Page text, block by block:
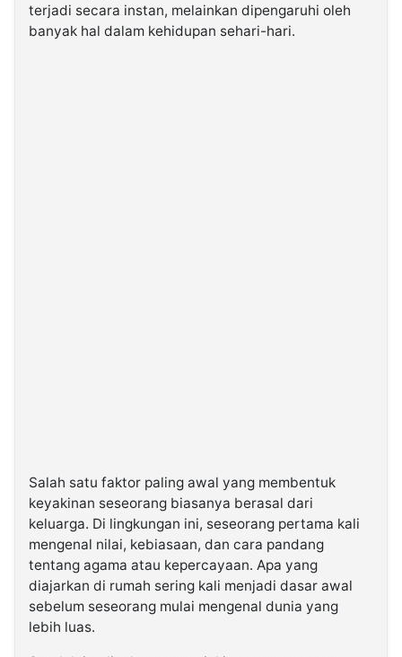
terjadi secara instan, melainkan dipengaruhi oleh
banyak hal dalam kehidupan sehari-hari.
Salah satu faktor paling awal yang membentuk
keyakinan seseorang biasanya berasal dari
keluarga. Di lingkungan ini, seseorang pertama kali
mengenal nilai, kebiasaan, dan cara pandang
tentang agama atau kepercayaan. Apa yang
diajarkan di rumah sering kali menjadi dasar awal
sebelum seseorang mulai mengenal dunia yang
lebih luas.